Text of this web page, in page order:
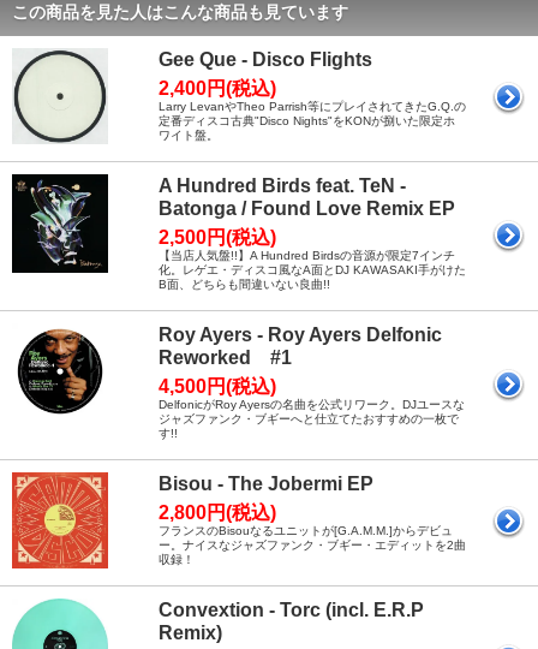
この商品を見た人はこんな商品も見ています
Gee Que - Disco Flights
2,400円(税込)
Larry LevanやTheo Parrish等にプレイされてきたG.Q.の
定番ディスコ古典"Disco Nights"をKONが捌いた限定ホ
ワイト盤。
A Hundred Birds feat. TeN -
Batonga / Found Love Remix EP
2,500円(税込)
【当店人気盤!!】A Hundred Birdsの音源が限定7インチ
化。レゲエ・ディスコ風なA面とDJ KAWASAKI手がけた
B面、どちらも間違いない良曲!!
Roy Ayers - Roy Ayers Delfonic
Reworked #1
4,500円(税込)
DelfonicがRoy Ayersの名曲を公式リワーク。DJユースな
ジャズファンク・ブギーへと仕立てたおすすめの一枚で
す!!
Bisou - The Jobermi EP
2,800円(税込)
フランスのBisouなるユニットが[G.A.M.M.]からデビュ
ー。ナイスなジャズファンク・ブギー・エディットを2曲
収録！
Convextion - Torc (incl. E.R.P
Remix)